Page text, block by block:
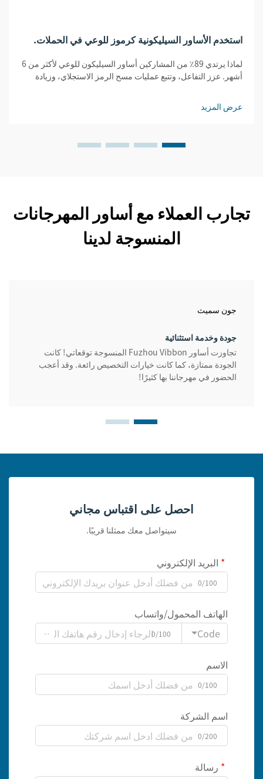
استخدم الأساور السيليكونية كرموز للوعي في الحملات.
لماذا يرتدي 89٪ من المشاركين أساور السيليكون للوعي لأكثر من 6
أشهر. عزز التفاعل، وتتبع عمليات مسح الرمز الاستجلاي، وزيادة
للشركات مع الشركات.
عرض المزيد
تجارب العملاء مع أساور المهرجانات
المنسوجة لدينا
جون سميث
جودة وخدمة استثنائية
تجاوزت أساور Fuzhou Vibbon المنسوجة توقعاتي! كانت
الجودة ممتازة، كما كانت خيارات التخصيص رائعة. وقد أعجب
الحضور في مهرجاننا بها كثيرًا!
احصل على اقتباس مجاني
سيتواصل معك ممثلنا قريبًا.
البريد الإلكتروني
0/100
الهاتف المحمول/واتساب
Code
0/100
الاسم
0/100
اسم الشركة
0/200
رسالة